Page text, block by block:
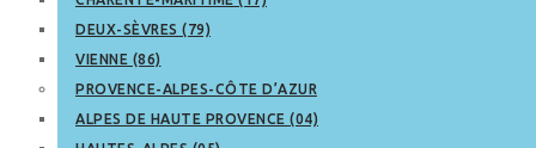
DEUX-SÈVRES (79)
VIENNE (86)
PROVENCE-ALPES-CÔTE D’AZUR
ALPES DE HAUTE PROVENCE (04)